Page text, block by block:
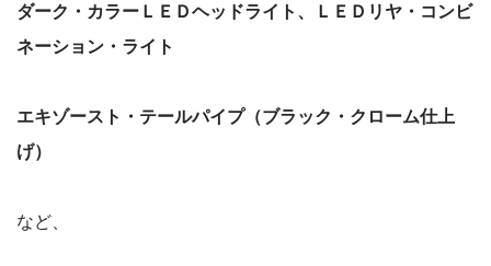
ダーク・カラーＬＥＤヘッドライト、ＬＥＤリヤ・コンビ
ネーション・ライト
エキゾースト・テールパイプ（ブラック・クローム仕上
げ）
など、